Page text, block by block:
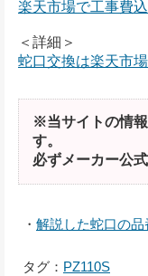
楽天市場で工事費
＜詳細＞
蛇口交換は楽天市
※当サイトの情
す。
必ずメーカー公
・ 解説した蛇口の
タグ： PZ110S